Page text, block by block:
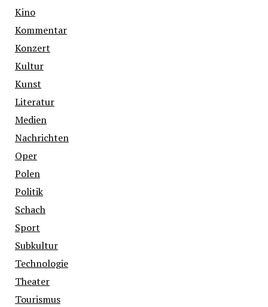
Kino
Kommentar
Konzert
Kultur
Kunst
Literatur
Medien
Nachrichten
Oper
Polen
Politik
Schach
Sport
Subkultur
Technologie
Theater
Tourismus